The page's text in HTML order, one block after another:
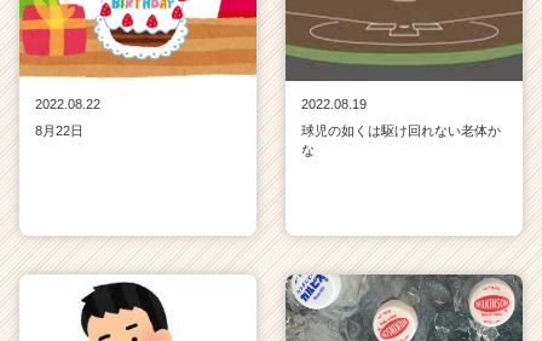
2022.08.22
8月22日
2022.08.19
球児の如くは駆け回れない老体か
な